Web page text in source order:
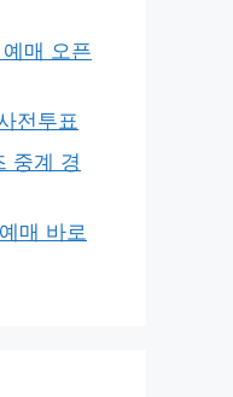
매 오픈
전투표
중계 경
매 바로